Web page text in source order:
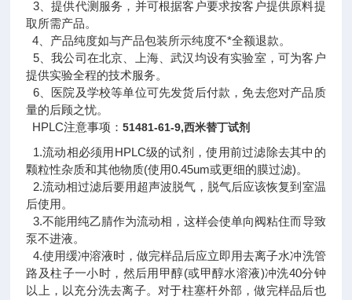
3、提供代测服务，并可根据客户要求按客户提供原料提
取所需产品。
4、产品纯度如与产品包装所示纯度不*全额退款。
5、我公司在北京、上海、武汉均设有实验室，可为客户
提供实验全程的技术服务。
6、医院及学校等单位可先发货后付款，免去您对产品质
量的后顾之忧。
HPLC注意事项：51481-61-9,西米替丁试剂
1.流动相必须用HPLC级的试剂，使用前过滤除去其中的
颗粒性杂质和其他物质(使用0.45um或更细的膜过滤)。
2.流动相过滤后要用超声波脱气，脱气后应该恢复到室温
后使用。
3.不能用纯乙腈作为流动相，这样会使单向阀粘住而导致
泵不进液。
4.使用缓冲溶液时，做完样品后应立即用去离子水冲洗管
路及柱子一小时，然后用甲醇(或甲醇水溶液)冲洗40分钟
以上，以充分洗去离子。对于柱塞杆外部，做完样品后也